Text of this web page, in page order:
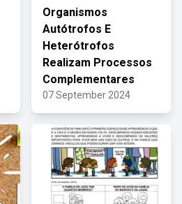
Organismos
Autótrofos E
Heterótrofos
Realizam Processos
Complementares
07 September 2024